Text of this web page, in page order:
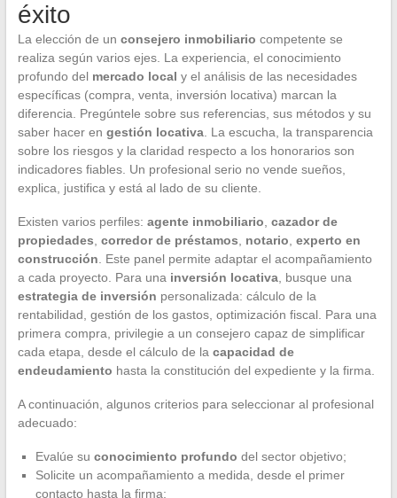
éxito
La elección de un consejero inmobiliario competente se
realiza según varios ejes. La experiencia, el conocimiento
profundo del mercado local y el análisis de las necesidades
específicas (compra, venta, inversión locativa) marcan la
diferencia. Pregúntele sobre sus referencias, sus métodos y su
saber hacer en gestión locativa. La escucha, la transparencia
sobre los riesgos y la claridad respecto a los honorarios son
indicadores fiables. Un profesional serio no vende sueños,
explica, justifica y está al lado de su cliente.
Existen varios perfiles: agente inmobiliario cazador de
propiedades corredor de préstamos notario experto en
construcción . Este panel permite adaptar el acompañamiento
a cada proyecto. Para una inversión locativa, busque una
estrategia de inversión personalizada: cálculo de la
rentabilidad, gestión de los gastos, optimización fiscal. Para una
primera compra, privilegie a un consejero capaz de simplificar
cada etapa, desde el cálculo de la capacidad de
endeudamiento hasta la constitución del expediente y la firma.
A continuación, algunos criterios para seleccionar al profesional
adecuado:
Evalúe su conocimiento profundo del sector objetivo;
Solicite un acompañamiento a medida, desde el primer
contacto hasta la firma;